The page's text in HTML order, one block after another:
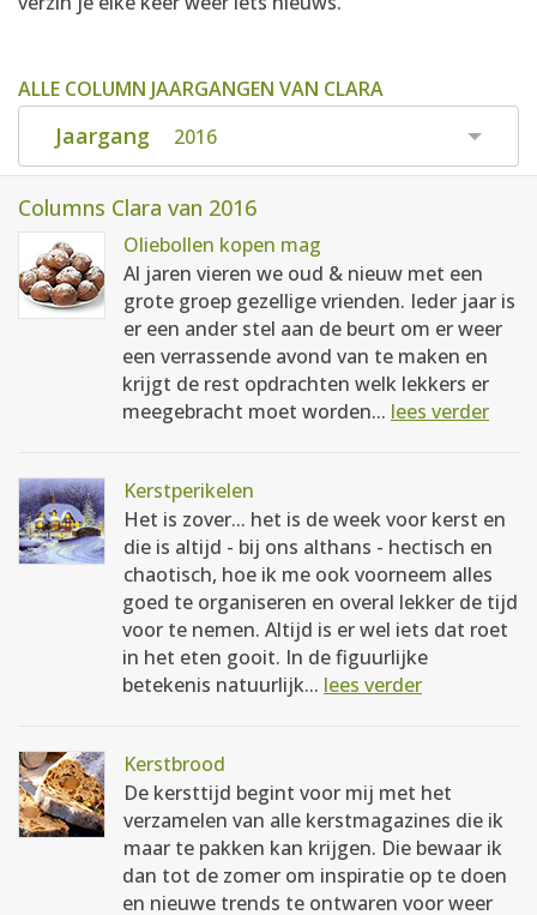
ALLE COLUMN JAARGANGEN VAN CLARA
Jaargang 2016
Columns Clara van 2016
Oliebollen kopen mag
Al jaren vieren we oud & nieuw met een
grote groep gezellige vrienden. Ieder jaar is
er een ander stel aan de beurt om er weer
een verrassende avond van te maken en
krijgt de rest opdrachten welk lekkers er
meegebracht moet worden... lees verder
Kerstperikelen
Het is zover... het is de week voor kerst en
die is altijd - bij ons althans - hectisch en
chaotisch, hoe ik me ook voorneem alles
goed te organiseren en overal lekker de tijd
voor te nemen. Altijd is er wel iets dat roet
in het eten gooit. In de figuurlijke
betekenis natuurlijk... lees verder
Kerstbrood
De kersttijd begint voor mij met het
verzamelen van alle kerstmagazines die ik
maar te pakken kan krijgen. Die bewaar ik
dan tot de zomer om inspiratie op te doen
en nieuwe trends te ontwaren voor weer